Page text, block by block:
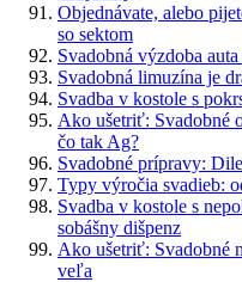
Objednávate, alebo
so sektom
Svadobná výzdoba
Svadobná limuzína je
Svadba v kostole s
Ako ušetriť: Svadobné
čo tak Ag?
Svadobné prípravy:
Typy výročia svadieb:
Svadba v kostole s
sobášny dišpenz
Ako ušetriť: Svadobné
veľa